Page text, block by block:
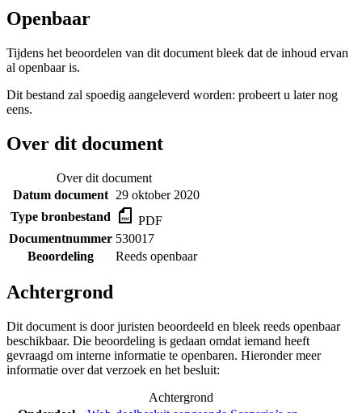
Openbaar
Tijdens het beoordelen van dit document bleek dat de inhoud ervan
al openbaar is.
Dit bestand zal spoedig aangeleverd worden: probeert u later nog
eens.
Over dit document
Over dit document
Datum document 29 oktober 2020
Type bronbestand
PDF
Documentnummer 530017
Beoordeling
Reeds openbaar
Achtergrond
Dit document is door juristen beoordeeld en bleek reeds openbaar
beschikbaar. Die beoordeling is gedaan omdat iemand heeft
gevraagd om interne informatie te openbaren. Hieronder meer
informatie over dat verzoek en het besluit:
Achtergrond